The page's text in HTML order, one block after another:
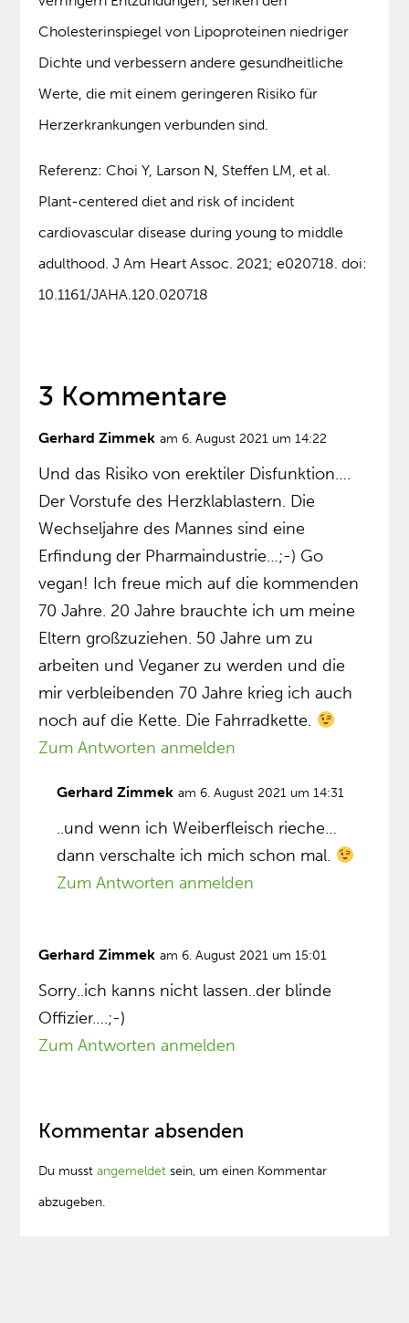
Cholesterinspiegel von Lipoproteinen niedriger
Dichte und verbessern andere gesundheitliche
Werte, die mit einem geringeren Risiko für
Herzerkrankungen verbunden sind.
Referenz: Choi Y, Larson N, Steffen LM, et al.
Plant-centered diet and risk of incident
cardiovascular disease during young to middle
adulthood. J Am Heart Assoc. 2021; e020718. doi:
10.1161/JAHA.120.020718
3 Kommentare
Gerhard Zimmek am 6. August 2021 um 14:22
Und das Risiko von erektiler Disfunktion….
Der Vorstufe des Herzklablastern. Die
Wechseljahre des Mannes sind eine
Erfindung der Pharmaindustrie…;-) Go
vegan! Ich freue mich auf die kommenden
70 Jahre. 20 Jahre brauchte ich um meine
Eltern großzuziehen. 50 Jahre um zu
arbeiten und Veganer zu werden und die
mir verbleibenden 70 Jahre krieg ich auch
noch auf die Kette. Die Fahrradkette.
Zum Antworten anmelden
Gerhard Zimmek am 6. August 2021 um 14:31
..und wenn ich Weiberfleisch rieche…
dann verschalte ich mich schon mal.
Zum Antworten anmelden
Gerhard Zimmek am 6. August 2021 um 15:01
Sorry..ich kanns nicht lassen..der blinde
Offizier….;-)
Zum Antworten anmelden
Kommentar absenden
Du musstangemeldet sein, um einen Kommentar
abzugeben.